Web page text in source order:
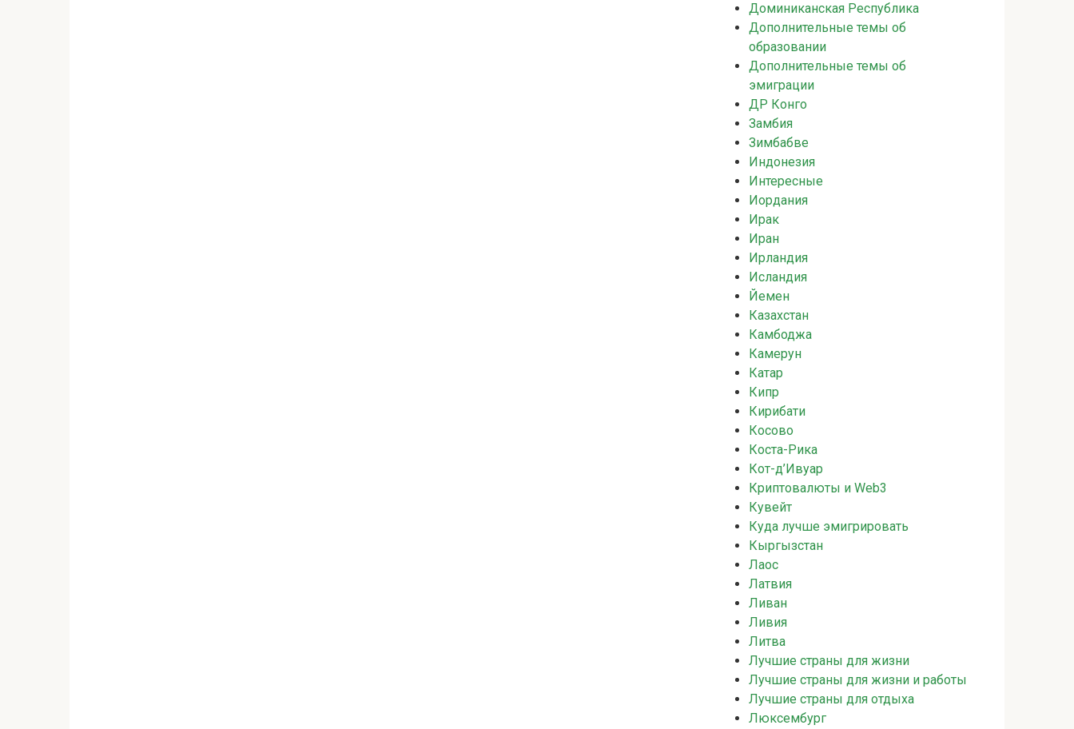
Доминиканская Республика
Дополнительные темы об
образовании
Дополнительные темы об
эмиграции
ДР Конго
Замбия
Зимбабве
Индонезия
Интересные
Иордания
Ирак
Иран
Ирландия
Исландия
Йемен
Казахстан
Камбоджа
Камерун
Катар
Кипр
Кирибати
Косово
Коста-Рика
Кот-д’Ивуар
Криптовалюты и Web3
Кувейт
Куда лучше эмигрировать
Кыргызстан
Лаос
Латвия
Ливан
Ливия
Литва
Лучшие страны для жизни
Лучшие страны для жизни и работы
Лучшие страны для отдыха
Люксембург